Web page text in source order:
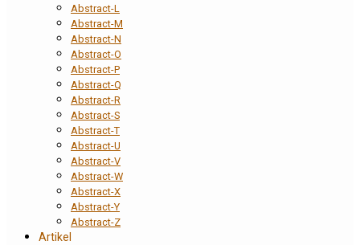
Abstract-L
Abstract-M
Abstract-N
Abstract-O
Abstract-P
Abstract-Q
Abstract-R
Abstract-S
Abstract-T
Abstract-U
Abstract-V
Abstract-W
Abstract-X
Abstract-Y
Abstract-Z
Artikel